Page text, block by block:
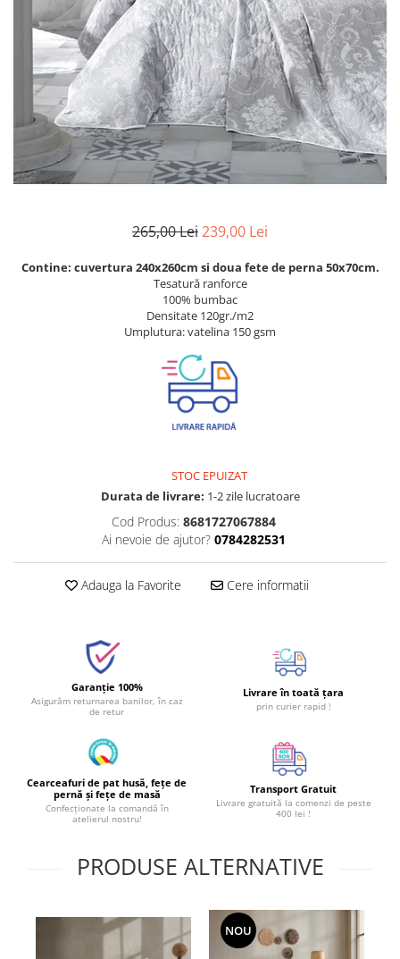
Metraje fețe de masă
Metraje impermeabile
Metraje simple
Metraje Sărbători/Iarnă
Muselină
Nanghin
Lenjerii de pat policoton
Lenjerii de pat finet 6 piese
Lenjerii de pat percale - bumbac
100%
Lenjerii de pat albe
Lenjerii de pat bumbac imprimat
digital
Lenjerii de pat creponate -
LENJERII DE PAT POLICOTON
265,00 Lei239,00 Lei
Contine: cuvertura 240x260cm si doua fete de perna 50x70cm.
Tesatură ranforce
100% bumbac
Densitate 120gr./m2
Umplutura: vatelina 150 gsm
STOC EPUIZAT
Durata de livrare: 1-2 zile lucratoare
Cod Produs: 8681727067884
Ai nevoie de ajutor? 0784282531
Adauga la Favorite Cere informatii
Garanție 100%
Asigurăm returnarea banilor, în caz
de retur
Livrare în toată țara
prin curier rapid !
Cearceafuri de pat husă, fețe de
pernă și fețe de masă
Confecționate la comandă în
atelierul nostru!
Transport Gratuit
Livrare gratuită la comenzi de peste
400 lei !
PRODUSE ALTERNATIVE
NOU